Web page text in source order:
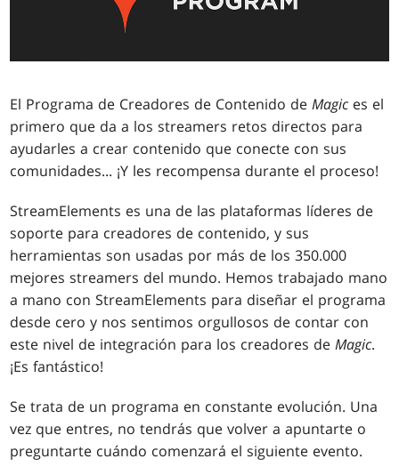
El Programa de Creadores de Contenido deMagic es el
primero que da a los streamers retos directos para
ayudarles a crear contenido que conecte con sus
comunidades... ¡Y les recompensa durante el proceso!
StreamElements es una de las plataformas líderes de
soporte para creadores de contenido, y sus
herramientas son usadas por más de los 350.000
mejores streamers del mundo. Hemos trabajado mano
a mano con StreamElements para diseñar el programa
desde cero y nos sentimos orgullosos de contar con
este nivel de integración para los creadores deMagic.
¡Es fantástico!
Se trata de un programa en constante evolución. Una
vez que entres, no tendrás que volver a apuntarte o
preguntarte cuándo comenzará el siguiente evento.